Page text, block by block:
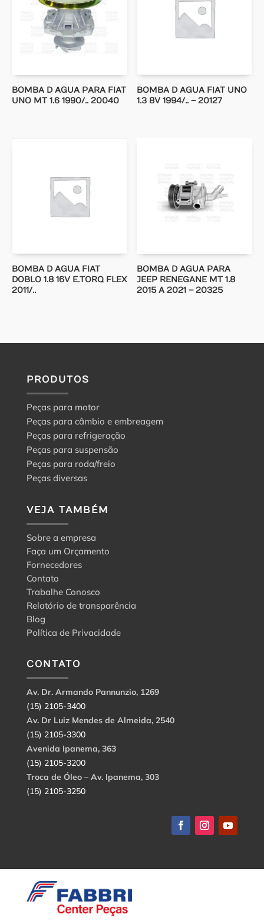
BOMBA D AGUA PARA FIAT
UNO MT 1.6 1990/.. 20040
BOMBA D AGUA FIAT UNO
1.3 8V 1994/.. – 20127
BOMBA D AGUA FIAT
DOBLO 1.8 16V E.TORQ FLEX
2011/..
BOMBA D AGUA PARA
JEEP RENEGANE MT 1.8
2015 A 2021 – 20325
PRODUTOS
Peças para motor
Peças para câmbio e embreagem
Peças para refrigeração
Peças para suspensão
Peças para roda/freio
Peças diversas
VEJA TAMBÉM
Sobre a empresa
Faça um Orçamento
Fornecedores
Contato
Trabalhe Conosco
Relatório de transparência
Blog
Política de Privacidade
CONTATO
Av. Dr. Armando Pannunzio, 1269
(15) 2105-3400
Av. Dr Luiz Mendes de Almeida, 2540
(15) 2105-3300
Avenida Ipanema, 363
(15) 2105-3200
Troca de Óleo – Av. Ipanema, 303
(15) 2105-3250